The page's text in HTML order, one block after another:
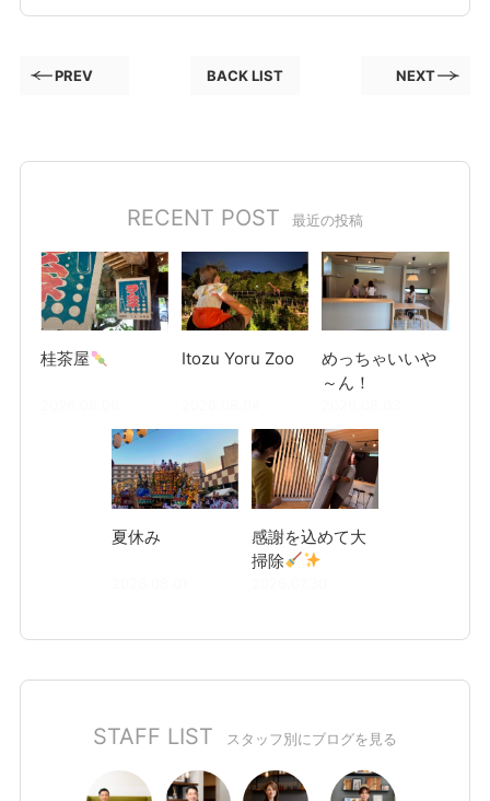
PREV BACK LIST NEXT
RECENT POST 最近の投稿
桂茶屋 Itozu Yoru Zoo
めっちゃいいや
～ん！
夏休み
感謝を込めて大
掃除
STAFF LIST スタッフ別にブログを見る